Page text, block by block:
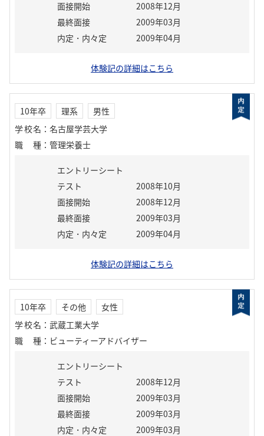
面接開始
2008年12月
最終面接
2009年03月
内定・内々定
2009年04月
体験記の詳細はこちら
10年卒 理系
男性
学校名 ： 名古屋学芸大学
職種 ： 管理栄養士
エントリーシート
テスト
2008年10月
面接開始
2008年12月
最終面接
2009年03月
内定・内々定
2009年04月
体験記の詳細はこちら
10年卒 その他
女性
学校名 ： 武蔵工業大学
職種 ： ビューティーアドバイザー
エントリーシート
テスト
2008年12月
面接開始
2009年03月
最終面接
2009年03月
内定・内々定
2009年03月